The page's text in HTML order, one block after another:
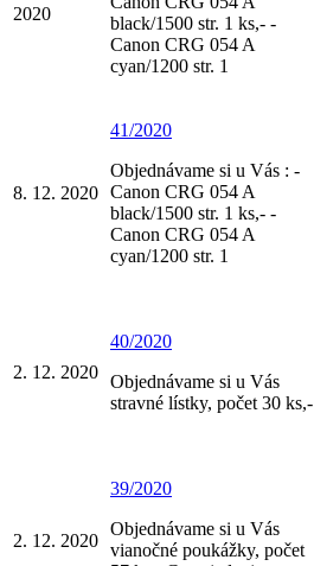
2020
black/1500 str. 1 ks,- -
Canon CRG 054 A
cyan/1200 str. 1
8. 12. 2020
41/2020
Objednávame si u Vás : -
Canon CRG 054 A
black/1500 str. 1 ks,- -
Canon CRG 054 A
cyan/1200 str. 1
2. 12. 2020
40/2020
Objednávame si u Vás
stravné lístky, počet 30 ks,-
2. 12. 2020
39/2020
Objednávame si u Vás
vianočné poukážky, počet